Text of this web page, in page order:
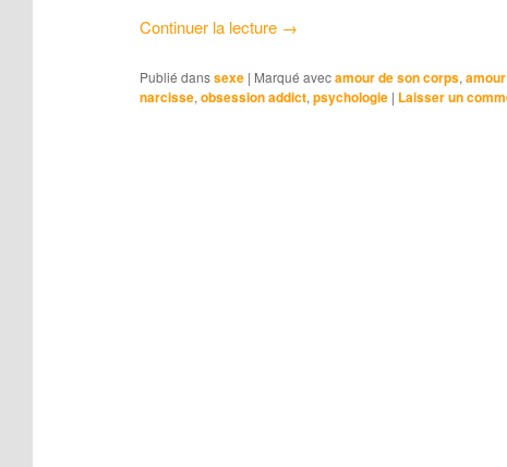
Continuer la lecture →
Publié dans sexe | Marqué avec amour de son corps,
narcisse, obsession addict, psychologie | Laisser un